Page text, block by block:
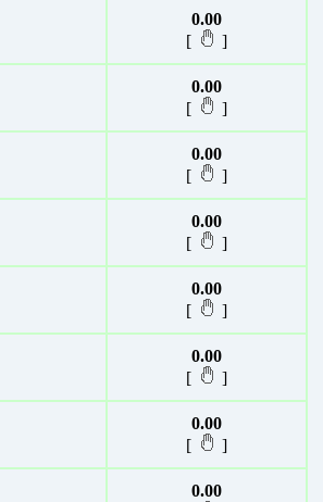
0.00
[
]
0.00
[
]
0.00
[
]
0.00
[
]
0.00
[
]
0.00
[
]
0.00
[
]
0.00